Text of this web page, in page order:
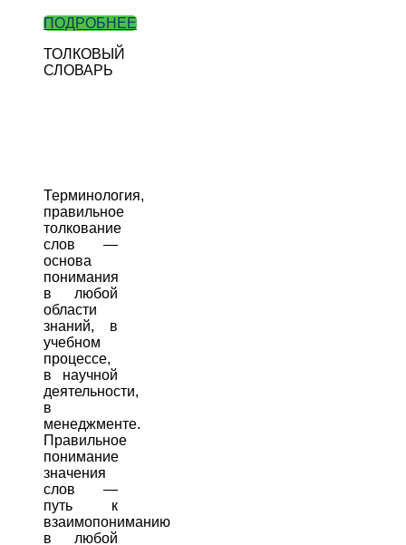
ПОДРОБНЕЕ
ТОЛКОВЫЙ
СЛОВАРЬ
Терминология,
правильное
толкование
слов —
основа
понимания
в любой
области
знаний, в
учебном
процессе,
в научной
деятельности,
в
менеджменте.
Правильное
понимание
значения
слов —
путь к
взаимопониманию
в любой